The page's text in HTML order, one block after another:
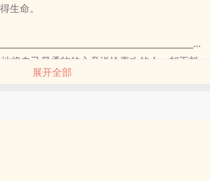
生命。
将自己最柔软的心意送给喜欢的人，却不料
17岁的自己。”
入———
展开全部